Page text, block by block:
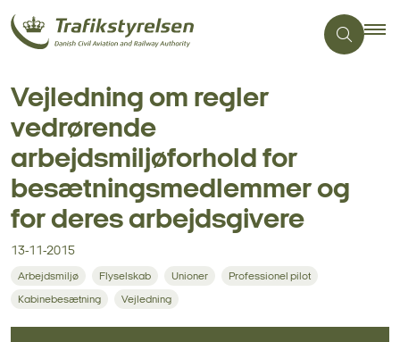
Vejledning om regler
vedrørende
arbejdsmiljøforhold for
besætningsmedlemmer og
for deres arbejdsgivere
13-11-2015
Arbejdsmiljø Flyselskab Unioner Professionel pilot
Kabinebesætning Vejledning